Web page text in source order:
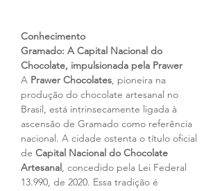
Conhecimento
Gramado: A Capital Nacional do
Chocolate, impulsionada pela Prawer
A Prawer Chocolates, pioneira na
produção do chocolate artesanal no
Brasil, está intrinsecamente ligada à
ascensão de Gramado como referência
nacional. A cidade ostenta o título oficial
de Capital Nacional do Chocolate
Artesanal, concedido pela Lei Federal
13.990, de 2020. Essa tradição é